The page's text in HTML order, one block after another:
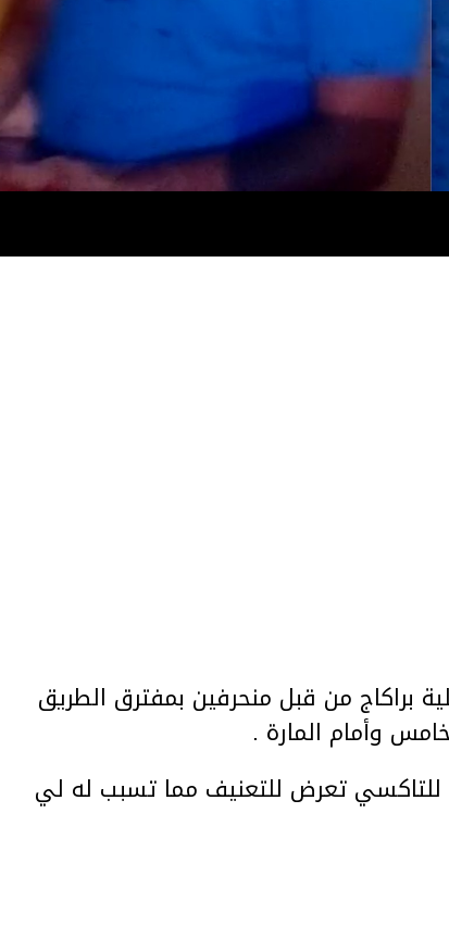
من قبل منحرفين بمفترق الطريق
وأمام المارة .
تعرض للتعنيف مما تسبب له لي